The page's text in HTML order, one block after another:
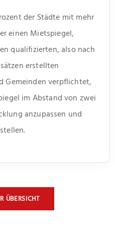
der Städte mit mehr
einen Mietspiegel,
qualifizierten, also nach
erstellten
Gemeinden verpflichtet,
im Abstand von zwei
anzupassen und
ÜBERSICHT